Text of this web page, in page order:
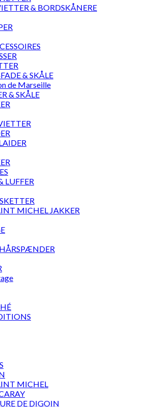
& BORDSKÅNERE
& SKÅLE
de Marseille
& SKÅLE
LUFFER
MICHEL JAKKER
MICHEL
DE DIGOIN